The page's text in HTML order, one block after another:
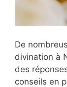
De
divination à
des
conseils en